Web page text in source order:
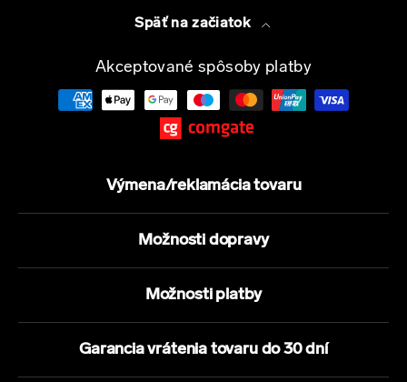
Späť na začiatok
Akceptované spôsoby platby
Výmena/reklamácia tovaru
Možnosti dopravy
Možnosti platby
Garancia vrátenia tovaru do 30 dní